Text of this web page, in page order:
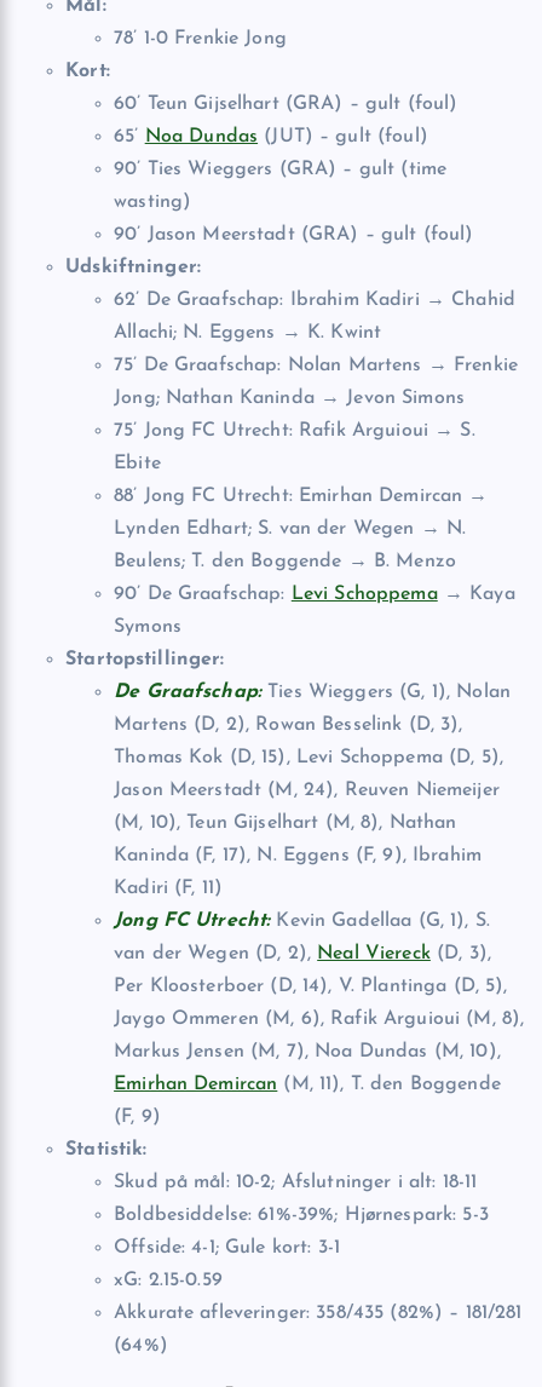
Mål:
78’ 1-0 Frenkie Jong
Kort:
60’ Teun Gijselhart (GRA) – gult (foul)
65’ Noa Dundas (JUT) – gult (foul)
90’ Ties Wieggers (GRA) – gult (time
wasting)
90’ Jason Meerstadt (GRA) – gult (foul)
Udskiftninger:
62’ De Graafschap: Ibrahim Kadiri → Chahid
Allachi; N. Eggens → K. Kwint
75’ De Graafschap: Nolan Martens → Frenkie
Jong; Nathan Kaninda → Jevon Simons
75’ Jong FC Utrecht: Rafik Arguioui → S.
Ebite
88’ Jong FC Utrecht: Emirhan Demircan →
Lynden Edhart; S. van der Wegen → N.
Beulens; T. den Boggende → B. Menzo
90’ De Graafschap: Levi Schoppema→ Kaya
Symons
Startopstillinger:
De Graafschap:Ties Wieggers (G, 1), Nolan
Martens (D, 2), Rowan Besselink (D, 3),
Thomas Kok (D, 15), Levi Schoppema (D, 5),
Jason Meerstadt (M, 24), Reuven Niemeijer
(M, 10), Teun Gijselhart (M, 8), Nathan
Kaninda (F, 17), N. Eggens (F, 9), Ibrahim
Kadiri (F, 11)
Jong FC Utrecht:Kevin Gadellaa (G, 1), S.
van der Wegen (D, 2), Neal Viereck(D, 3),
Per Kloosterboer (D, 14), V. Plantinga (D, 5),
Jaygo Ommeren (M, 6), Rafik Arguioui (M, 8),
Markus Jensen (M, 7), Noa Dundas (M, 10),
Emirhan Demircan (M, 11), T. den Boggende
(F, 9)
Statistik:
Skud på mål: 10-2; Afslutninger i alt: 18-11
Boldbesiddelse: 61%-39%; Hjørnespark: 5-3
Offside: 4-1; Gule kort: 3-1
xG: 2.15-0.59
Akkurate afleveringer: 358/435 (82%) – 181/281
(64%)